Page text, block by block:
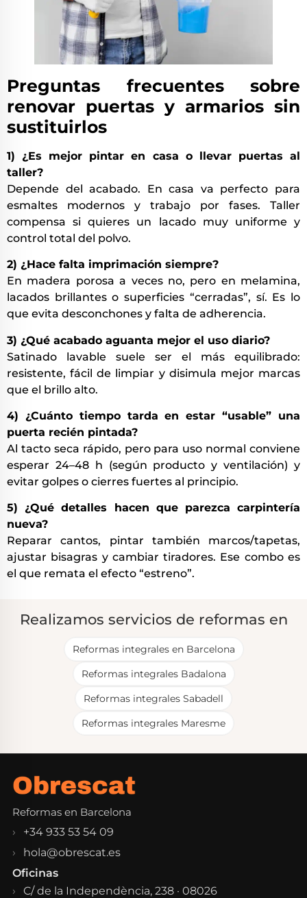
Preguntas frecuentes sobre
renovar puertas y armarios sin
sustituirlos
1) ¿Es mejor pintar en casa o llevar puertas al
taller?
Depende del acabado. En casa va perfecto para
esmaltes modernos y trabajo por fases. Taller
compensa si quieres un lacado muy uniforme y
control total del polvo.
2) ¿Hace falta imprimación siempre?
En madera porosa a veces no, pero en melamina,
lacados brillantes o superficies “cerradas”, sí. Es lo
que evita desconchones y falta de adherencia.
3) ¿Qué acabado aguanta mejor el uso diario?
Satinado lavable suele ser el más equilibrado:
resistente, fácil de limpiar y disimula mejor marcas
que el brillo alto.
4) ¿Cuánto tiempo tarda en estar “usable” una
puerta recién pintada?
Al tacto seca rápido, pero para uso normal conviene
esperar 24–48 h (según producto y ventilación) y
evitar golpes o cierres fuertes al principio.
5) ¿Qué detalles hacen que parezca carpintería
nueva?
Reparar cantos, pintar también marcos/tapetas,
ajustar bisagras y cambiar tiradores. Ese combo es
el que remata el efecto “estreno”.
Realizamos servicios de reformas en
Reformas integrales en Barcelona
Reformas integrales Badalona
Reformas integrales Sabadell
Reformas integrales Maresme
Reformas en Barcelona
+34 933 53 54 09
hola@obrescat.es
Oficinas
C/ de la Independència, 238 · 08026